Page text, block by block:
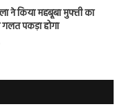
ने किया महबूबा मुफ्ती का
पकड़ा होगा